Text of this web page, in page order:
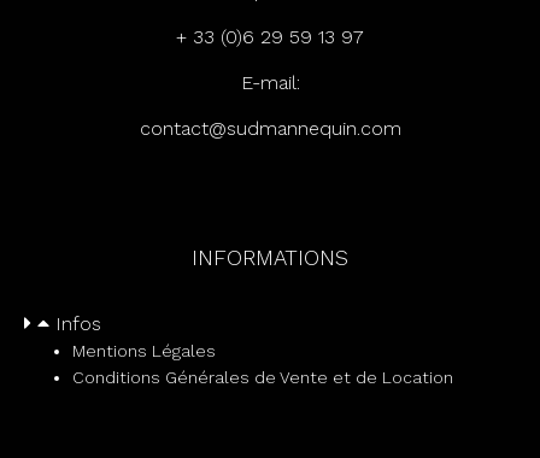
+ 33 (0)6 29 59 13 97
E-mail:
contact@sudmannequin.com
INFORMATIONS
Infos
Mentions Légales
Conditions Générales de Vente et de Location